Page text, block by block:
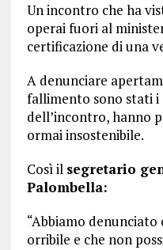
Un incontro che ha
operai fuori al
certificazione di una
A denunciare
fallimento sono stati i
dell’incontro, hanno
ormai insostenibile.
Così il segretario
Palombella:
“Abbiamo
orribile e che non